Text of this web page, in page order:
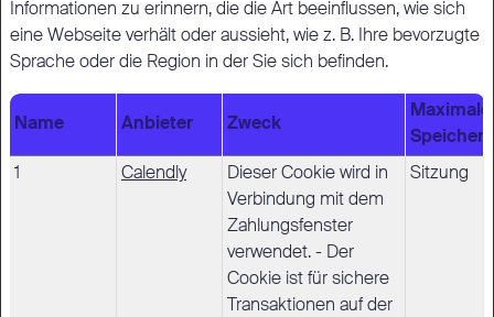
Informationen zu erinnern, die die Art beeinflussen, wie sich
eine Webseite verhält oder aussieht, wie z. B. Ihre bevorzugte
Sprache oder die Region in der Sie sich befinden.
Name Anbieter Zweck
Maximale
1 Calendly
Dieser Cookie wird in
Verbindung mit dem
Zahlungsfenster
verwendet. - Der
Cookie ist für sichere
Transaktionen auf der
Sitzung